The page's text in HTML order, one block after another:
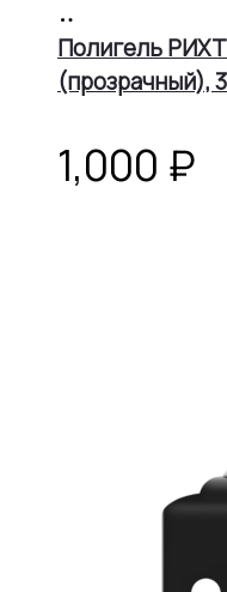
корзину
Полигель
(прозрачный),
1,000 ₽